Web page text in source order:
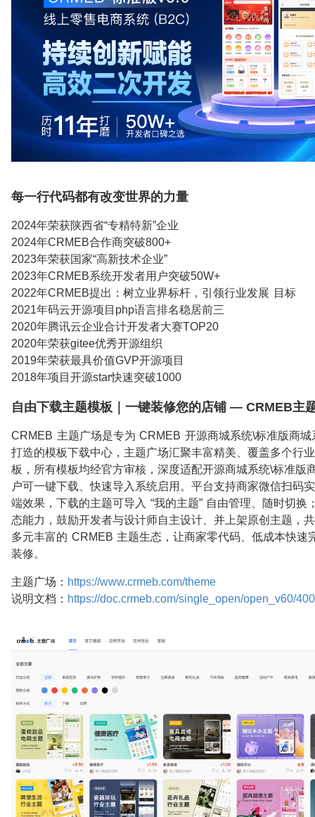
每一行代码都有改变世界的力量
2024年荣获陕西省“专精特新”企业
2024年CRMEB合作商突破800+
2023年荣获国家“高新技术企业”
2023年CRMEB系统开发者用户突破50W+
2022年CRMEB提出：树立业界标杆，引领行业发展 目标
2021年码云开源项目php语言排名稳居前三
2020年腾讯云企业合计开发者大赛TOP20
2020年荣获gitee优秀开源组织
2019年荣获最具价值GVP开源项目
2018年项目开源star快速突破1000
自由下载主题模板｜一键装修您的店铺 — CRMEB主
CRMEB 主题广场是专为 CRMEB 开源商城系统\标准版商城
打造的模板下载中心，主题广场汇聚丰富精美、覆盖多个行
板，所有模板均经官方审核，深度适配开源商城系统\标准版
户可一键下载、快速导入系统启用。平台支持商家微信扫码
端效果，下载的主题可导入 “我的主题” 自由管理、随时切换
态能力，鼓励开发者与设计师自主设计、并上架原创主题，
多元丰富的 CRMEB 主题生态，让商家零代码、低成本快速
装修。
主题广场： https://www.crmeb.com/theme
说明文档： https://doc.crmeb.com/single_open/open_v60/